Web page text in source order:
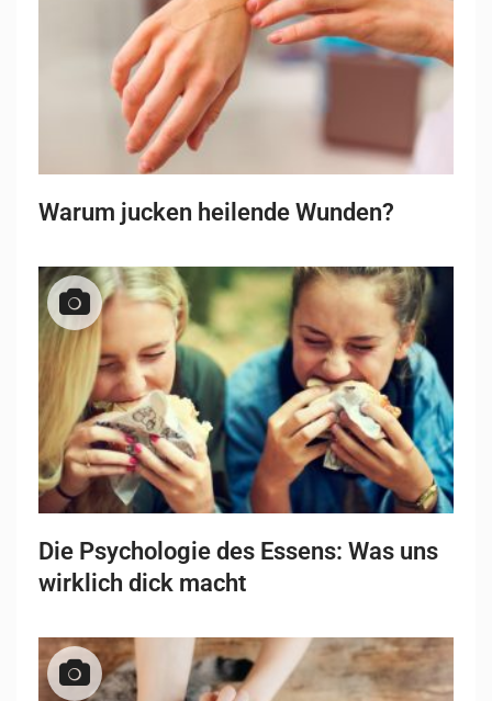
Warum jucken heilende Wunden?
Die Psychologie des Essens: Was uns
wirklich dick macht